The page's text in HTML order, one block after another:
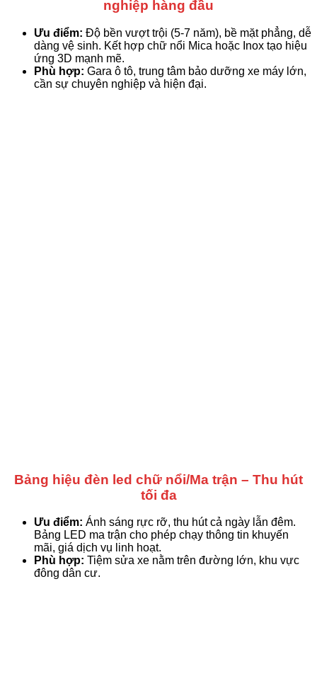
nghiệp hàng đầu
Ưu điểm: Độ bền vượt trội (5-7 năm), bề mặt phẳng, dễ
dàng vệ sinh. Kết hợp chữ nổi Mica hoặc Inox tạo hiệu
ứng 3D mạnh mẽ.
Phù hợp: Gara ô tô, trung tâm bảo dưỡng xe máy lớn,
cần sự chuyên nghiệp và hiện đại.
Bảng hiệu đèn led chữ nổi/Ma trận – Thu hút
tối đa
Ưu điểm: Ánh sáng rực rỡ, thu hút cả ngày lẫn đêm.
Bảng LED ma trận cho phép chạy thông tin khuyến
mãi, giá dịch vụ linh hoạt.
Phù hợp: Tiệm sửa xe nằm trên đường lớn, khu vực
đông dân cư.